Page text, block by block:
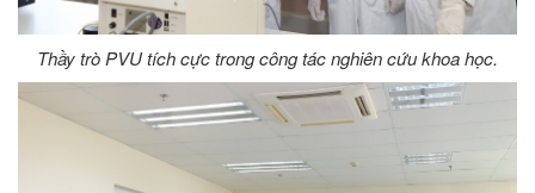
Thầy trò PVU tích cực trong công tác nghiên cứu khoa học.